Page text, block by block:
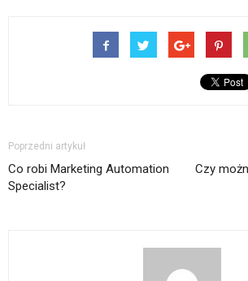
Poprzedni artykuł
Co robi Marketing Automation
Specialist?
Czy